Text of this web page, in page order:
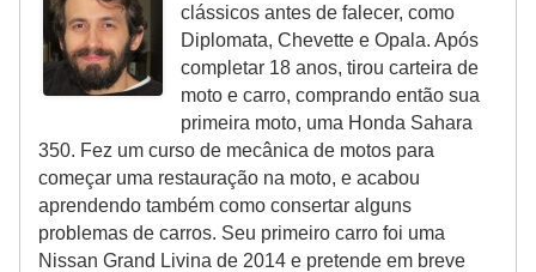
clássicos antes de falecer, como
Diplomata, Chevette e Opala. Após
completar 18 anos, tirou carteira de
moto e carro, comprando então sua
primeira moto, uma Honda Sahara
350. Fez um curso de mecânica de motos para
começar uma restauração na moto, e acabou
aprendendo também como consertar alguns
problemas de carros. Seu primeiro carro foi uma
Nissan Grand Livina de 2014 e pretende em breve